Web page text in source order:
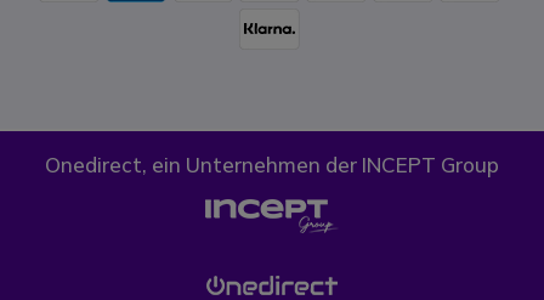
Onedirect, ein Unternehmen der INCEPT Group